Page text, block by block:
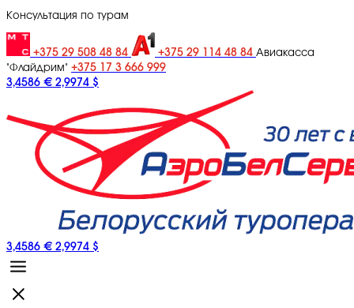
Консультация по турам
+375 29 508 48 84 +375 29 114 48 84 Авиакасса
"Флайдрим" +375 17 3 666 999
3,4586 € 2,9974 $
3,4586 € 2,9974 $